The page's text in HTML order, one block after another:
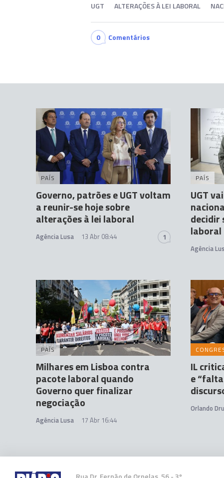
UGT ALTERAÇÕES À LEI LABORAL
0 Comentários
PAÍS
Governo, patrões e UGT voltam
a reunir-se hoje sobre
alterações à lei laboral
Agência Lusa 13 Abr 08:44 1
PAÍS
UGT
decidir
laboral
Agência
PAÍS
Milhares em Lisboa contra
pacote laboral quando
Governo quer finalizar
negociação
Agência Lusa 17 Abr 16:44
IL
e
Orlando